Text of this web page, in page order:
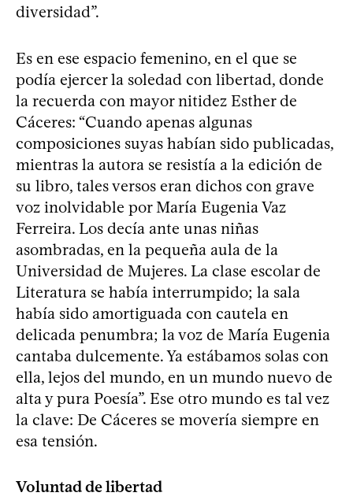
diversidad”.
Es en ese espacio femenino, en el que se
podía ejercer la soledad con libertad, donde
la recuerda con mayor nitidez Esther de
Cáceres: “Cuando apenas algunas
composiciones suyas habían sido publicadas,
mientras la autora se resistía a la edición de
su libro, tales versos eran dichos con grave
voz inolvidable por María Eugenia Vaz
Ferreira. Los decía ante unas niñas
asombradas, en la pequeña aula de la
Universidad de Mujeres. La clase escolar de
Literatura se había interrumpido; la sala
había sido amortiguada con cautela en
delicada penumbra; la voz de María Eugenia
cantaba dulcemente. Ya estábamos solas con
ella, lejos del mundo, en un mundo nuevo de
alta y pura Poesía”. Ese otro mundo es tal vez
la clave: De Cáceres se movería siempre en
esa tensión.
Voluntad de libertad